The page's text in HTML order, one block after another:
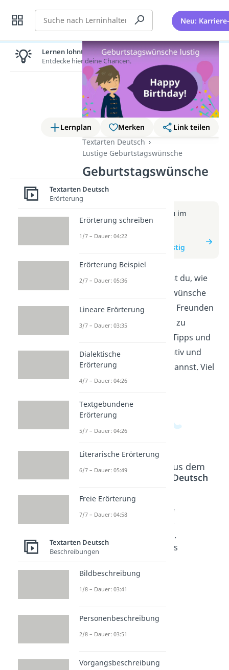
Suche Neu:
Lernplan Merken
Link teilen
Textarten Deutsch
Lustige Geburtstagswünsche
Geburtstagswünsche
lustig (Video)
Weitere Infos erhältst du im
Beitrag zum Video
zum Beitrag:
Geburtstagswünsche lustig
In diesem Video erfährst du, wie
du lustige Geburtstagswünsche
formulieren kannst, um Freunden
und Familie eine Freude zu
machen. Wir geben dir Tipps und
Beispiele, damit du kreativ und
humorvoll gratulieren kannst. Viel
Spaß beim Anschauen!
Beliebte Inhalte aus dem
Textarten Deutsch
Sprüch
Geburts
Dauer:
Glückw
Dauer:
Glückw
ünsche
zum 16.
Geburts
Lernen lohnt sich!
Entdecke hier deine Chancen.
Textarten Deutsch
Erörterung
Erörterung schreiben
1/7 – Dauer: 04:22
Erörterung Beispiel
2/7 – Dauer: 05:36
Lineare Erörterung
3/7 – Dauer: 03:35
Dialektische
Erörterung
4/7 – Dauer: 04:26
Textgebundene
Erörterung
5/7 – Dauer: 04:26
Literarische Erörterung
6/7 – Dauer: 05:49
Freie Erörterung
7/7 – Dauer: 04:58
Textarten Deutsch
Beschreibungen
Bildbeschreibung
1/8 – Dauer: 03:41
Personenbeschreibung
2/8 – Dauer: 03:51
Vorgangsbeschreibung